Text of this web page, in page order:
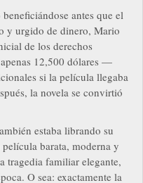
antes que el
y urgido de dinero, Mario
de los derechos
12,500 dólares —
si la película llegaba
la novela se convirtió
estaba librando su
barata, moderna y
tragedia familiar elegante,
O sea: exactamente la